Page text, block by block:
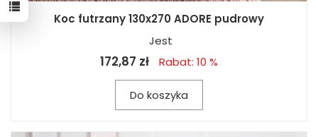
Koc futrzany 130x270 ADORE pudrowy
Jest
172,87 zł Rabat: 10 %
Do koszyka